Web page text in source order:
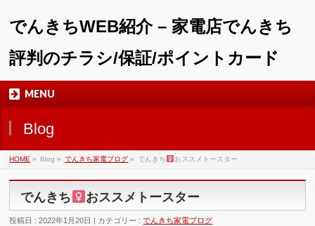
でんきちWEB紹介 – 家電店でんきち
評判のチラシ/保証/ポイントカード
MENU
Blog
HOME » Blog » でんきち家電ブログ » でんきち おススメトースター
でんきち おススメトースター
投稿日 : 2022年1月20日 | カテゴリー :でんきち家電ブログ